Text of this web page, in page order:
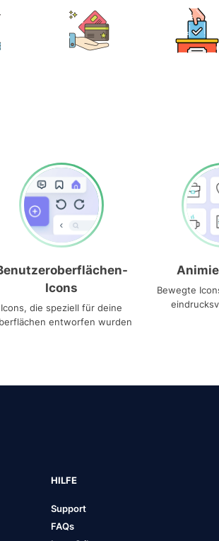
Icons
Icons, die speziell für deine
entworfen wurden
Bewegte
HILFE
Support
FAQs